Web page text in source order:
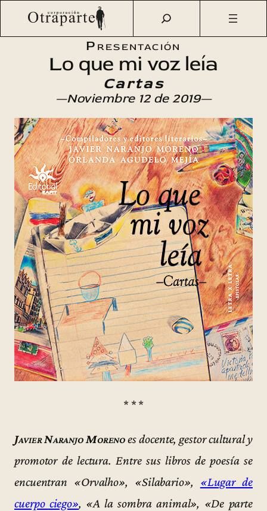
Saltar
Otraparte.org/ Agenda Cultural Literatura
Lo que mi voz
Presentación
Lo que mi voz leía
Cartas
—Noviembre 12 de 2019—
* * *
Javier Naranjo Morenoes docente, gestor cultural y
promotor de lectura. Entre sus libros de poesía se
encuentran «Orvalho», «Silabario», «Lugar de
cuerpo ciego», «A la sombra animal», «De parte